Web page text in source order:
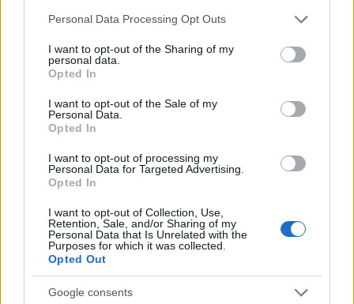
Please note that this website/app uses one or more Google
not limited to your visit or usage behaviour. You may click to
grant or deny consent to Google and its third-party tags to
use your data for below specified purposes in below Google
consent section.
Personal Data Processing Opt Outs
I want to opt-out of the Sharing of my
personal data.
Opted In
I want to opt-out of the Sale of my
Personal Data.
Opted In
I want to opt-out of processing my
Personal Data for Targeted Advertising.
Opted In
I want to opt-out of Collection, Use,
Retention, Sale, and/or Sharing of my
Personal Data that Is Unrelated with the
Purposes for which it was collected.
Opted Out
Google consents
címadó dal, a Rest In Parties, aValaki ma este
de hát minden ugyebár nem férhet fel egy
válogatásra. A Hangmás Dead-diszkójára
Ultravox, a Visage, és a kortársak közül az
Editors hatott, de a zenekar DNS-ben ott van
is, naná, hisz Minda Erdre, a zenekar énekese
Újvidéken született. De például a lemez nyitó
spagetti-western érzés is. A Hangmás titka
az, hogy amit csinálnak, az valójában
örömzenélés, hogy a negatív érzéseket
pozitív, életigenlő, energikus tánczenévé
transzformálták.